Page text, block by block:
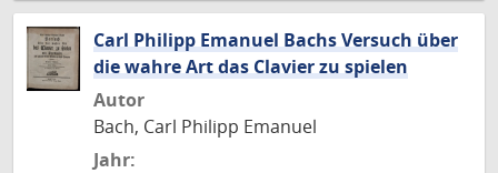
Carl Philipp Emanuel Bachs Versuch über
die wahre Art das Clavier zu spielen
Autor
Bach, Carl Philipp Emanuel
Jahr: